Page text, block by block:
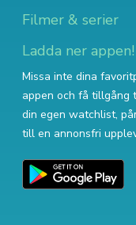
Filmer & serier
Ladda ner appen!
Missa inte dina
appen och få tillgång
din egen watchlist,
till en annonsfri